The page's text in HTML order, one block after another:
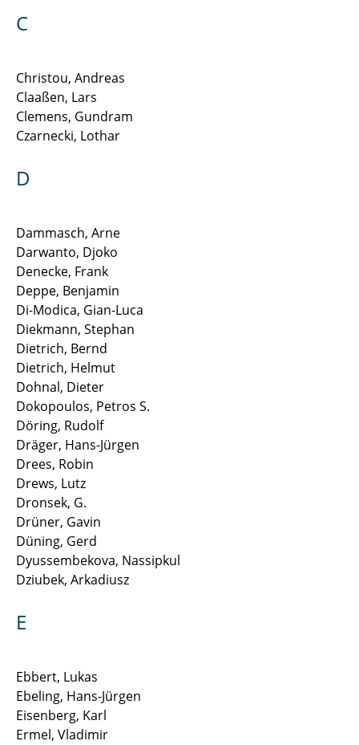
Pronobis Olga
Rauscher Florian
Ries Jonathan
Rogalla Sönke
Ryll Kerstin
Schierding Carola
Schuster Merten
Seidel Julia
Soleymani Lorenz
Steg Gunnar, Dr.-Ing.
Studt Julian
Thakur Ajay Kumar
Weber Benjamin
Wegkamp Carsten
Wilkening Ernst-Dieter, Dr.-Ing.
C
Christou, Andreas
Claaßen, Lars
Clemens, Gundram
Czarnecki, Lothar
D
Dammasch, Arne
Darwanto, Djoko
Denecke, Frank
Deppe, Benjamin
Di-Modica, Gian-Luca
Diekmann, Stephan
Dietrich, Bernd
Dietrich, Helmut
Dohnal, Dieter
Dokopoulos, Petros S.
Döring, Rudolf
Dräger, Hans-Jürgen
Drees, Robin
Drews, Lutz
Dronsek, G.
Drüner, Gavin
Düning, Gerd
Dyussembekova, Nassipkul
Dziubek, Arkadiusz
E
Ebbert, Lukas
Ebeling, Hans-Jürgen
Eisenberg, Karl
Ermel, Vladimir